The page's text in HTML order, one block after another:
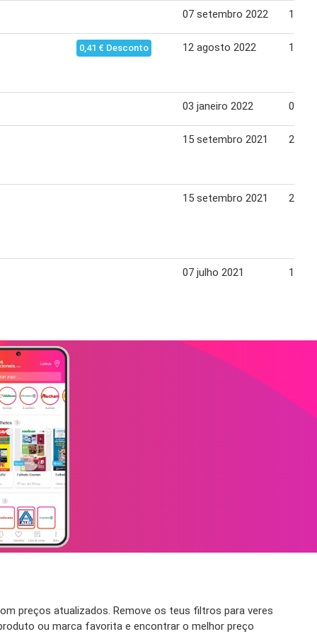
07 setembro 2022 13
0,41 € Desconto 12 agosto 2022 11
03 janeiro 2022 06
15 setembro 2021 21
15 setembro 2021 21
07 julho 2021 13
preços atualizados. Remove os teus filtros para veres
ou marca favorita e encontrar o melhor preço